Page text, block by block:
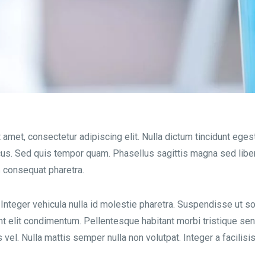
consectetur adipiscing elit. Nulla dictum tincidunt
Sed quis tempor quam. Phasellus sagittis magna sed
pharetra.
vehicula nulla id molestie pharetra. Suspendisse
elit condimentum. Pellentesque habitant morbi tristique
vel. Nulla mattis semper nulla non volutpat. Integer a